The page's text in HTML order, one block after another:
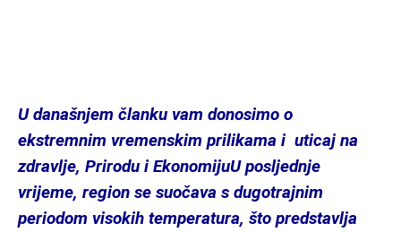
U današnjem članku vam donosimo o
ekstremnim vremenskim prilikama i uticaj na
zdravlje, Prirodu i EkonomijuU posljednje
vrijeme, region se suočava s dugotrajnim
periodom visokih temperatura, što predstavlja